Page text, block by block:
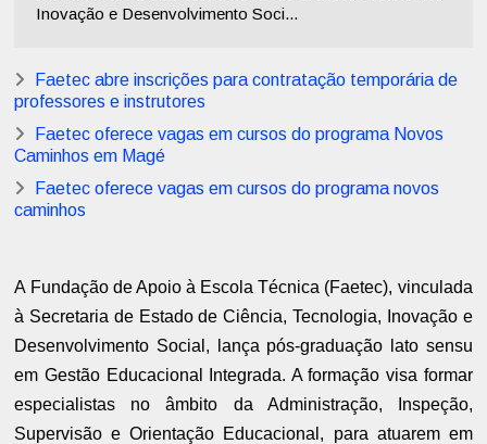
Inovação e Desenvolvimento Soci...
Faetec abre inscrições para contratação temporária de
professores e instrutores
Faetec oferece vagas em cursos do programa Novos
Caminhos em Magé
Faetec oferece vagas em cursos do programa novos
caminhos
A Fundação de Apoio à Escola Técnica (Faetec), vinculada
à Secretaria de Estado de Ciência, Tecnologia, Inovação e
Desenvolvimento Social, lança pós-graduação lato sensu
em Gestão Educacional Integrada. A formação visa formar
especialistas no âmbito da Administração, Inspeção,
Supervisão e Orientação Educacional, para atuarem em